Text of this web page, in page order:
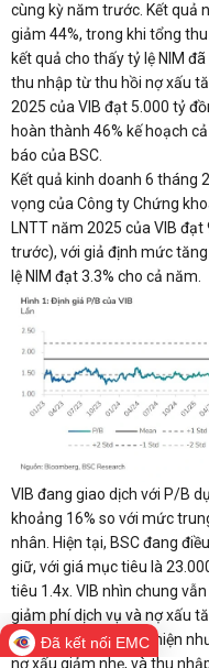
cùng kỳ năm trước. Kết quả
giảm 44%, trong khi tổng
kết quả cho thấy tỷ lệ NIM
thu nhập từ thu hồi nợ xấu
2025 của VIB đạt 5.000 tỷ
hoàn thành 46% kế hoạch
báo của BSC.
Kết quả kinh doanh 6 tháng
vọng của Công ty Chứng
LNTT năm 2025 của VIB
trước), với giả định mức
lệ NIM đạt 3.3% cho cả năm.
VIB đang giao dịch với P/B
khoảng 16% so với mức
nhân. Hiện tại, BSC đang
giữ, với giá mục tiêu là
tiêu 1.4x. VIB nhìn chung
giảm phí dịch vụ và nợ xấu
cho thấy một số cải thiện
nợ xấu giảm nhẹ, và thu
Đã kết nối EMC